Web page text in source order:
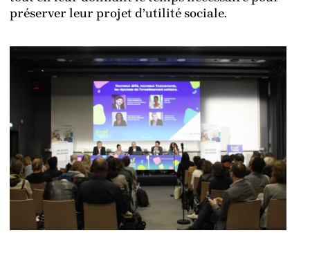
préserver leur projet d’utilité sociale.